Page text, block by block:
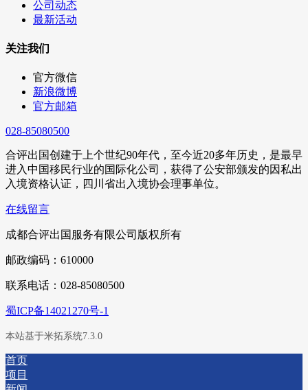
公司动态
最新活动
关注我们
官方微信
新浪微博
官方邮箱
028-85080500
合评出国创建于上个世纪90年代，至今近20多年历史，是最早
进入中国移民行业的国际化公司，获得了公安部颁发的因私出
入境资格认证，四川省出入境协会理事单位。
在线留言
成都合评出国服务有限公司版权所有
邮政编码：610000
联系电话：028-85080500
蜀ICP备14021270号-1
本站基于米拓系统7.3.0
首页
项目